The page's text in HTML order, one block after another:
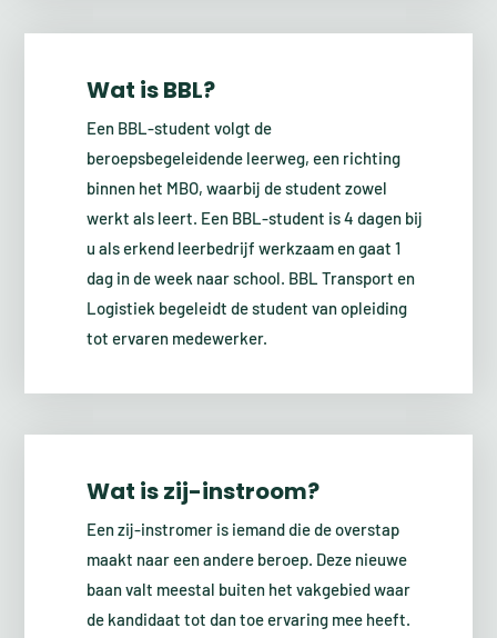
Wat is BBL?
Een BBL-student volgt de
beroepsbegeleidende leerweg, een richting
binnen het MBO, waarbij de student zowel
werkt als leert. Een BBL-student is 4 dagen bij
u als erkend leerbedrijf werkzaam en gaat 1
dag in de week naar school. BBL Transport en
Logistiek begeleidt de student van opleiding
tot ervaren medewerker.
Wat is zij-instroom?
Een zij-instromer is iemand die de overstap
maakt naar een andere beroep. Deze nieuwe
baan valt meestal buiten het vakgebied waar
de kandidaat tot dan toe ervaring mee heeft.